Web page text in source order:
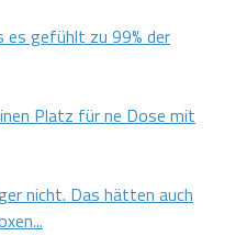
gefühlt zu 99% der
Platz für ne Dose mit
nicht. Das hätten auch